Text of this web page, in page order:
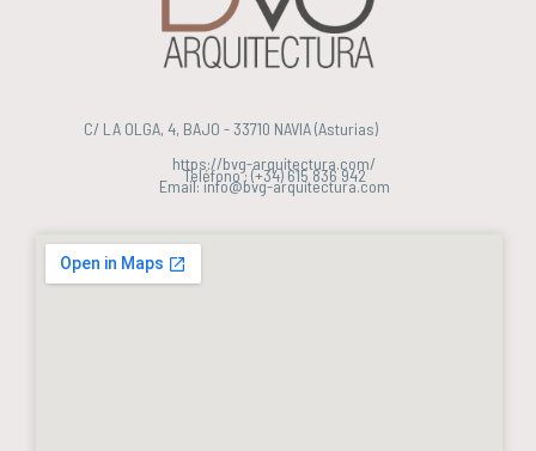
C/ LA OLGA, 4, BAJO - 33710 NAVIA (Asturias)
https://bvg-arquitectura.com/
Teléfono : (+34) 615 836 942
Email: info@bvg-arquitectura.com